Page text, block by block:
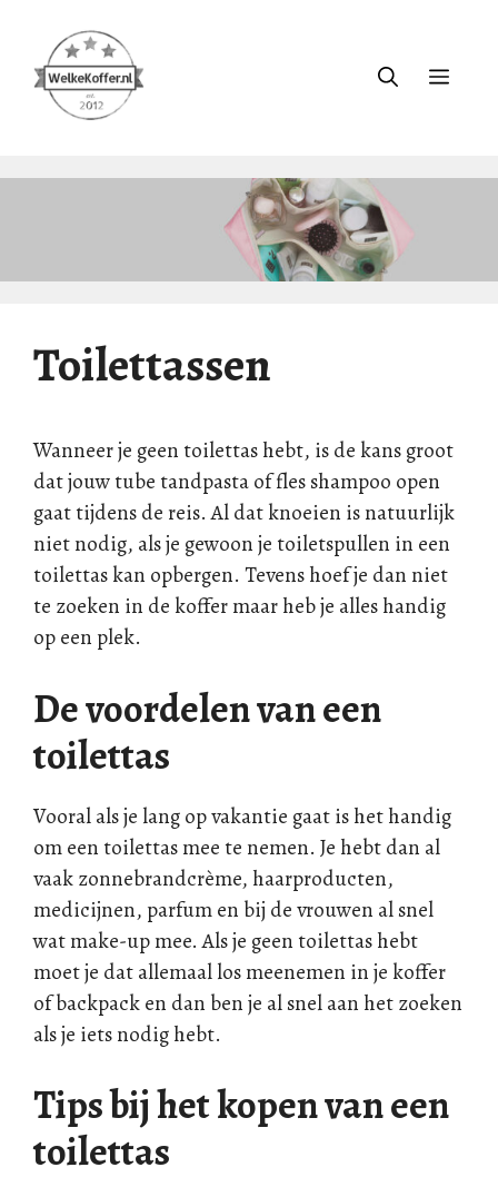
inhoud
Menu
Toilettassen
Wanneer je geen toilettas hebt, is de kans groot
dat jouw tube tandpasta of fles shampoo open
gaat tijdens de reis. Al dat knoeien is natuurlijk
niet nodig, als je gewoon je toiletspullen in een
toilettas kan opbergen. Tevens hoef je dan niet
te zoeken in de koffer maar heb je alles handig
op een plek.
De voordelen van een
toilettas
Vooral als je lang op vakantie gaat is het handig
om een toilettas mee te nemen. Je hebt dan al
vaak zonnebrandcrème, haarproducten,
medicijnen, parfum en bij de vrouwen al snel
wat make-up mee. Als je geen toilettas hebt
moet je dat allemaal los meenemen in je koffer
of backpack en dan ben je al snel aan het zoeken
als je iets nodig hebt.
Tips bij het kopen van een
toilettas